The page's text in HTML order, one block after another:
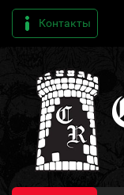
Контакты